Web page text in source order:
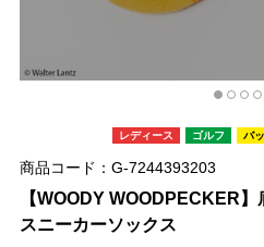
レディース ゴルフ バ
商品コード：G-7244393203
【WOODY WOODPECKER
スニーカーソックス